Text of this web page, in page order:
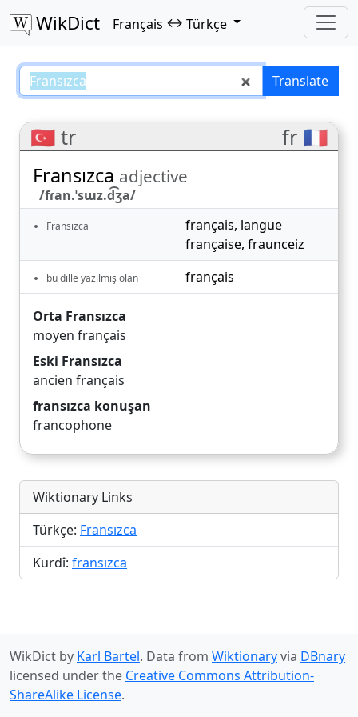
WikDict Français ↔ Türkçe
Fransızca – Français–Türkçe
Translate
🇹🇷 tr fr 🇫🇷
Fransızca adjective
/fɾan.ˈsɯz.d͡ʒa/
Fransızca français, langue
française, fraunceiz
bu dille yazılmış olan français
Orta Fransızca
moyen français
Eski Fransızca
ancien français
fransızca konuşan
francophone
Wiktionary Links
Türkçe: Fransızca
Kurdî: fransızca
WikDict by Karl Bartel. Data from Wiktionaryvia DBnary
licensed under the Creative Commons Attribution-
ShareAlike License.